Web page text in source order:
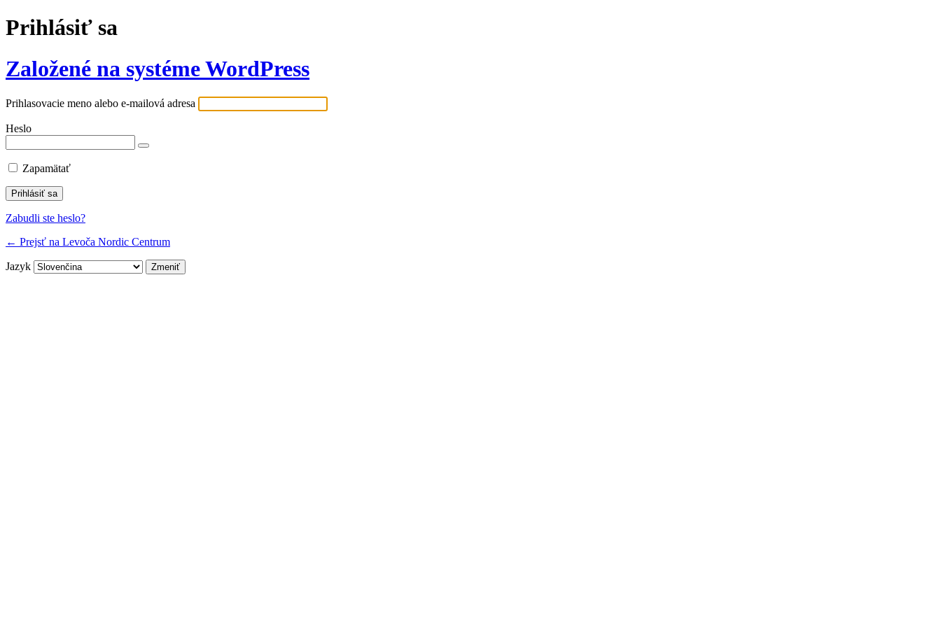
Prihlásiť sa
Založené na systéme WordPress
Prihlasovacie meno alebo e-mailová adresa
Heslo
Zapamätať
Zabudli ste heslo?
← Prejsť na Levoča Nordic Centrum
Jazyk